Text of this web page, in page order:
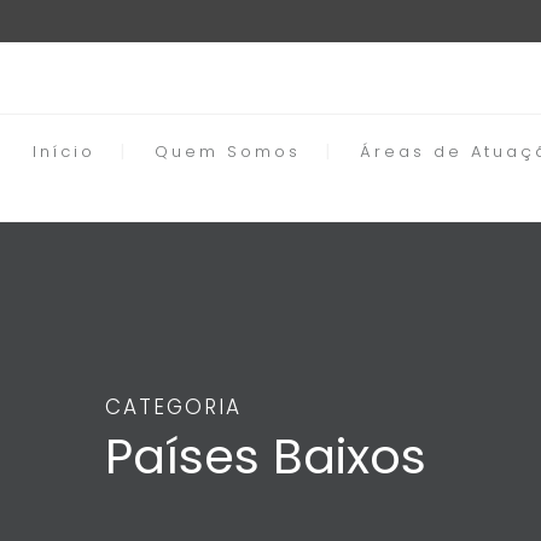
Início Quem Somos Áreas de
CATEGORIA
Países Baixos